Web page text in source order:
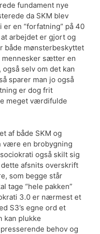
fundament nye
da SKM blev
en “forfatning” på 40
arbejdet er gjort og
både mønsterbeskyttet
sætter en
selv om det kan
sparer man jo også
er dog frit
meget værdifulde
af både SKM og
være en brobygning
også skilt sig
afsnits overskrift
som begge står
tage “hele pakken”
3.0 er nærmest et
S3’s egne ord et
kan plukke
behov og